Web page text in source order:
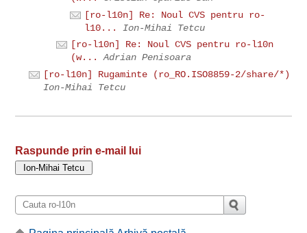
[ro-l10n] Re: Noul CVS pentru ro-
l10...
Ion-Mihai Tetcu
[ro-l10n] Re: Noul CVS pentru ro-l10n
(w...
Adrian Penisoara
[ro-l10n] Rugaminte (ro_RO.ISO8859-2/share/*)
Ion-Mihai Tetcu
Raspunde prin e-mail lui